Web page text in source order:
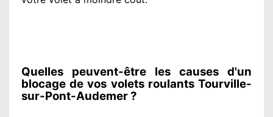
Quelles peuvent-être les causes d'un
blocage de vos volets roulants Tourville-
sur-Pont-Audemer ?